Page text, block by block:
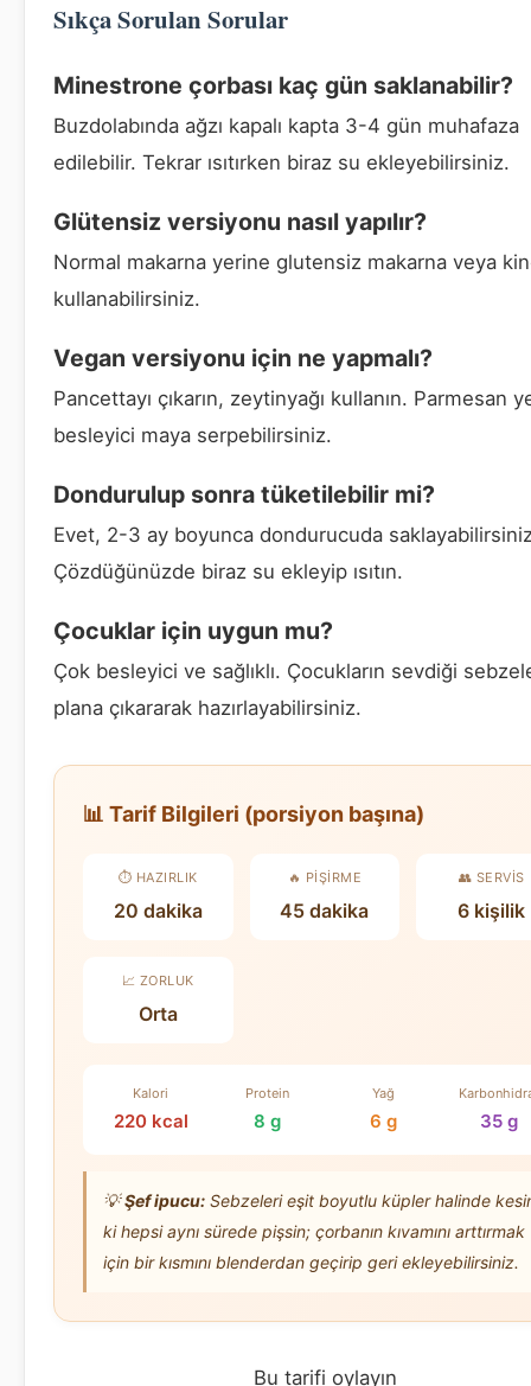
Sıkça Sorulan Sorular
Minestrone çorbası kaç gün saklanabilir?
Buzdolabında ağzı kapalı kapta 3-4 gün muhafaza
edilebilir. Tekrar ısıtırken biraz su ekleyebilirsiniz.
Glütensiz versiyonu nasıl yapılır?
Normal makarna yerine glutensiz makarna veya
kullanabilirsiniz.
Vegan versiyonu için ne yapmalı?
Pancettayı çıkarın, zeytinyağı kullanın. Parmesan
besleyici maya serpebilirsiniz.
Dondurulup sonra tüketilebilir mi?
Evet, 2-3 ay boyunca dondurucuda
Çözdüğünüzde biraz su ekleyip ısıtın.
Çocuklar için uygun mu?
Çok besleyici ve sağlıklı. Çocukların sevdiği
plana çıkararak hazırlayabilirsiniz.
📊 Tarif Bilgileri (porsiyon başına)
⏱️ HAZIRLIK
20 dakika
🔥 PIŞIRME
45 dakika
👥 SERVIS
6 kişilik
📈 ZORLUK
Orta
Kalori
220 kcal
Protein
8 g
Yağ
6 g 35 g
💡Şef ipucu: Sebzeleri eşit boyutlu küpler halinde
ki hepsi aynı sürede pişsin; çorbanın kıvamını arttırmak
için bir kısmını blenderdan geçirip geri ekleyebilirsiniz.
Bu tarifi oylayın